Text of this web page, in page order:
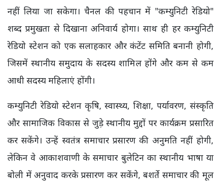
नहीं लिया जा सकेगा। चैनल की पहचान में "कम्युनिटी रेडियो"
शब्द प्रमुखता से दिखाना अनिवार्य होगा। साथ ही हर कम्युनिटी
रेडियो स्टेशन को एक सलाहकार और कंटेंट समिति बनानी होगी,
जिसमें स्थानीय समुदाय के सदस्य शामिल होंगे और कम से कम
आधी सदस्य महिलाएं होंगी।
कम्युनिटी रेडियो स्टेशन कृषि, स्वास्थ्य, शिक्षा, पर्यावरण, संस्कृति
और सामाजिक विकास से जुड़े स्थानीय मुद्दों पर कार्यक्रम प्रसारित
कर सकेंगे। उन्हें स्वतंत्र समाचार प्रसारण की अनुमति नहीं होगी,
लेकिन वे आकाशवाणी के समाचार बुलेटिन का स्थानीय भाषा या
बोली में अनुवाद करके प्रसारण कर सकेंगे, बशर्ते समाचार की मूल